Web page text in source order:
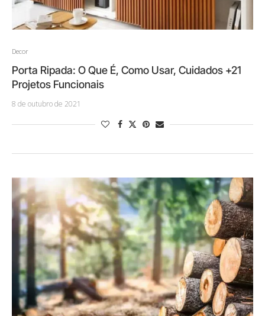
Decor
Porta Ripada: O Que É, Como Usar, Cuidados +21
Projetos Funcionais
8 de outubro de 2021